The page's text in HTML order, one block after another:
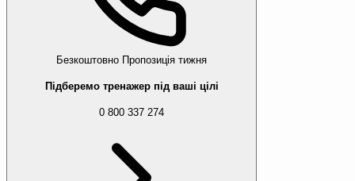
Безкоштовно Пропозиція тижня
Підберемо тренажер під ваші цілі
0 800 337 274